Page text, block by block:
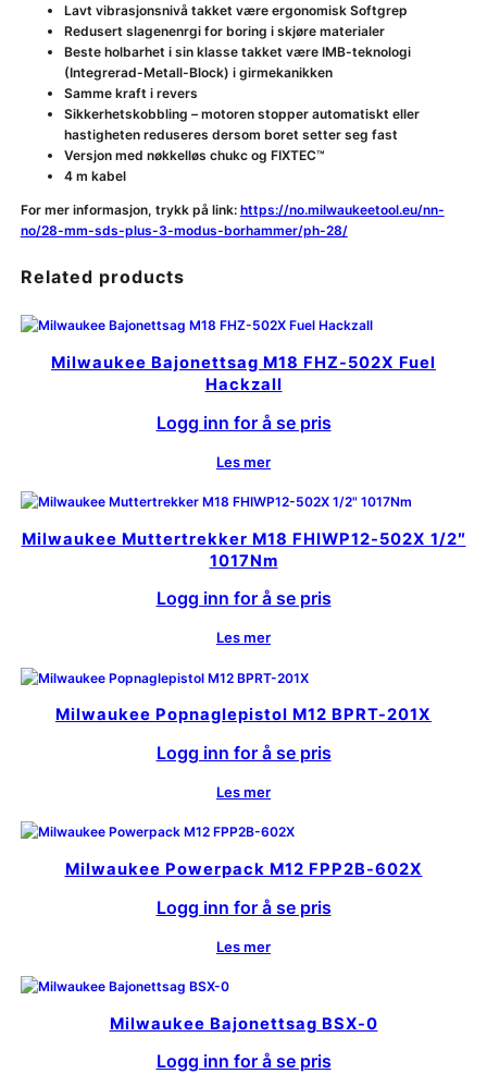
Lavt vibrasjonsnivå takket være ergonomisk Softgrep
Redusert slagenenrgi for boring i skjøre materialer
Beste holbarhet i sin klasse takket være IMB-teknologi
(Integrerad-Metall-Block) i girmekanikken
Samme kraft i revers
Sikkerhetskobbling – motoren stopper automatiskt eller
hastigheten reduseres dersom boret setter seg fast
Versjon med nøkkelløs chukc og FIXTEC™
4 m kabel
For mer informasjon, trykk på link: https://no.milwaukeetool.eu/nn-
no/28-mm-sds-plus-3-modus-borhammer/ph-28/
Related products
Milwaukee Bajonettsag M18 FHZ-502X Fuel
Hackzall
Logg inn for å se pris
Les mer
Milwaukee Muttertrekker M18 FHIWP12-502X 1/2″
1017Nm
Logg inn for å se pris
Les mer
Milwaukee Popnaglepistol M12 BPRT-201X
Logg inn for å se pris
Les mer
Milwaukee Powerpack M12 FPP2B-602X
Logg inn for å se pris
Les mer
Milwaukee Bajonettsag BSX-0
Logg inn for å se pris